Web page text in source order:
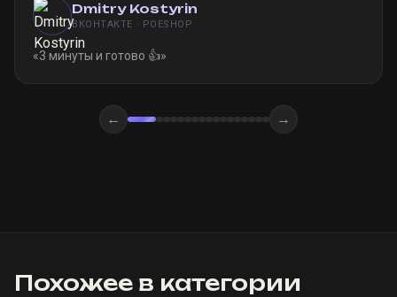
Dmitry Kostyrin
ВКОНТАКТЕ · POESHOP
«3 минуты и готово 👍»
← →
Похожее в категории